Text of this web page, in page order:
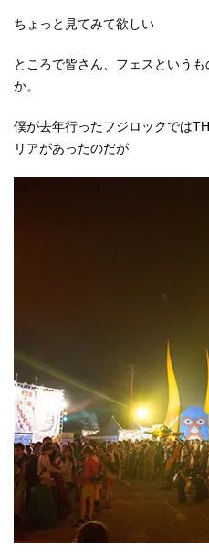
ちょっと見てみて欲しい
ところで皆さん、フェスという
か。
僕が去年行ったフジロックでは
リアがあったのだが